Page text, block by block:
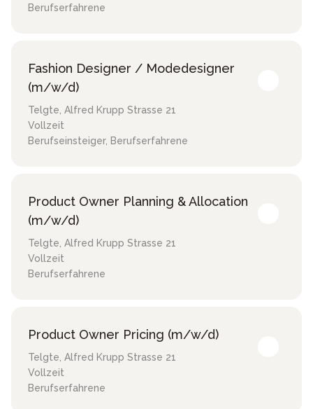
Berufserfahrene
Fashion Designer / Modedesigner
(m/w/d)
Telgte, Alfred Krupp Strasse 21
Vollzeit
Berufseinsteiger, Berufserfahrene
Product Owner Planning & Allocation
(m/w/d)
Telgte, Alfred Krupp Strasse 21
Vollzeit
Berufserfahrene
Product Owner Pricing (m/w/d)
Telgte, Alfred Krupp Strasse 21
Vollzeit
Berufserfahrene